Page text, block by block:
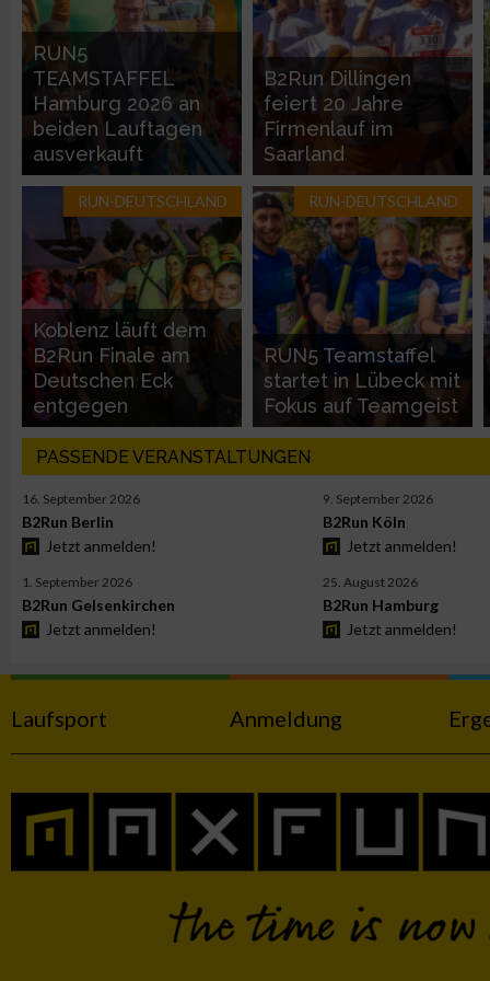
RUN5
TEAMSTAFFEL
Hamburg 2026 an
beiden Lauftagen
ausverkauft
B2Run Dillingen
feiert 20 Jahre
Firmenlauf im
Saarland
RUN-DEUTSCHLAND
Koblenz läuft dem
B2Run Finale am
Deutschen Eck
entgegen
RUN-DEUTSCHLAND
RUN5 Teamstaffel
startet in Lübeck mit
Fokus auf Teamgeist
PASSENDE VERANSTALTUNGEN
16. September 2026
B2Run Berlin
Jetzt anmelden!
9. September 2026
B2Run Köln
Jetzt anmelden!
1. September 2026
B2Run Gelsenkirchen
Jetzt anmelden!
25. August 2026
B2Run Hamburg
Jetzt anmelden!
Laufsport Anmeldung
Entwicklung und Verbesserung der Angebote
Verwendung reduzierter Daten zur Auswahl von Inhalten
IAB-Besonderheiten:
Verwendung genauer Standortdaten
Geräte anhand von aktiv angeforderten Informationen
Nicht-IAB-Verarbeitungszwecke:
Notwendig
Performance
Funktional
Werbung